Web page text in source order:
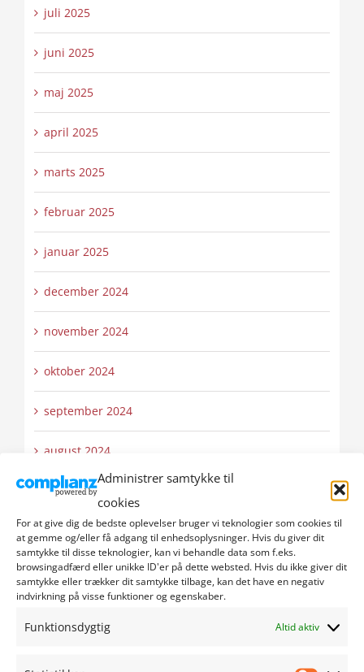
Administrer samtykke til
cookies
For at give dig de bedste oplevelser bruger vi teknologier som cookies til
at gemme og/eller få adgang til enhedsoplysninger. Hvis du giver dit
samtykke til disse teknologier, kan vi behandle data som f.eks.
browsingadfærd eller unikke ID'er på dette websted. Hvis du ikke giver dit
samtykke eller trækker dit samtykke tilbage, kan det have en negativ
indvirkning på visse funktioner og egenskaber.
Funktionsdygtig Altid aktiv
juli 2025
juni 2025
maj 2025
april 2025
marts 2025
februar 2025
januar 2025
december 2024
november 2024
oktober 2024
september 2024
august 2024
juli 2024
juni 2024
maj 2024